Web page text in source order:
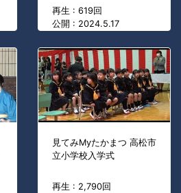
再生 : 619回
公開 : 2024.5.17
見てみMyたかまつ 高松市
立小学校入学式
再生 : 2,790回